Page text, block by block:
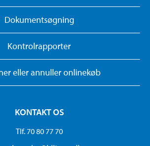
Dokumentsøgning
Kontrolrapporter
eller annuller onlinekøb
KONTAKT OS
Tlf. 70 80 77 70